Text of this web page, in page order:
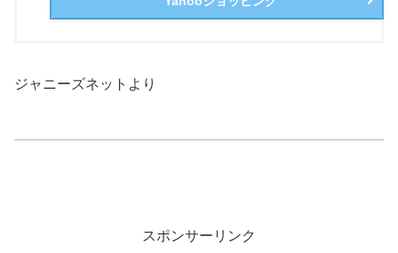
ジャニーズネットより
スポンサーリンク